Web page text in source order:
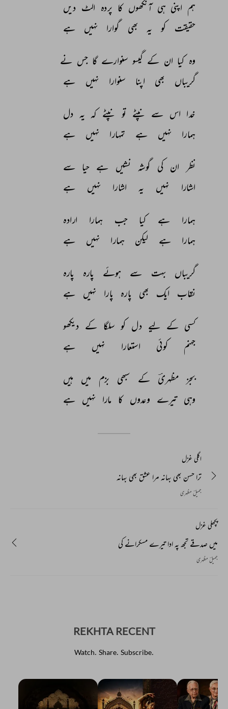
ہم اپنی ہی آنکھوں کا پردہ الٹ دیں
حقیقت
کو یہ بھی گوارا نہیں ہے
وہ کیا ان کے گیسو سنوارے گا جس نے
گریباں
بھی اپنا سنوارا نہیں ہے
خدا اس سے نپٹے تو نپٹے کہ یہ دل
ہمارا
نہیں ہے تمہارا نہیں ہے
نظر ان کی گوشہ نشیں ہے حیا سے
اشارا
نہیں یہ اشارا نہیں ہے
ہمارا ہے کیا جب ہمارا
ارادہ
ہمارا
ہے لیکن ہمارا نہیں ہے
گریباں بہت سے ہوئے پارہ
پارہ
نقاب
ایک بھی پارہ پارا نہیں ہے
کسی کے لیے دل کو سلگا کے دیکھو
جہنم
کوئی استعارا نہیں ہے
بجز مظہریؔ کے سبھی بزم میں
ہیں
وہی تیرے وعدوں کا مارا نہیں ہے
اگلی غزل
ترا حسن بھی بہانہ مرا عشق بھی بہانہ
جمیلؔ مظہری
پچھلی غزل
میں صدقے تجھ پہ ادا تیرے مسکرانے کی
جمیلؔ مظہری
REKHTA RECENT
Watch. Share. Subscribe.